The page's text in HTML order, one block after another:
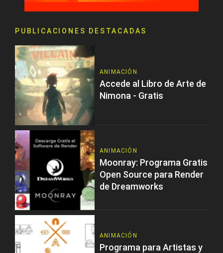
PUBLICACIONES DESTACADAS
ANIMACIÓN
Accede al Libro de Arte de
Nimona - Gratis
ANIMACIÓN
Moonray: Programa Gratis
Open Source para Render
de Dreamworks
ANIMACIÓN
Programa para Artistas y